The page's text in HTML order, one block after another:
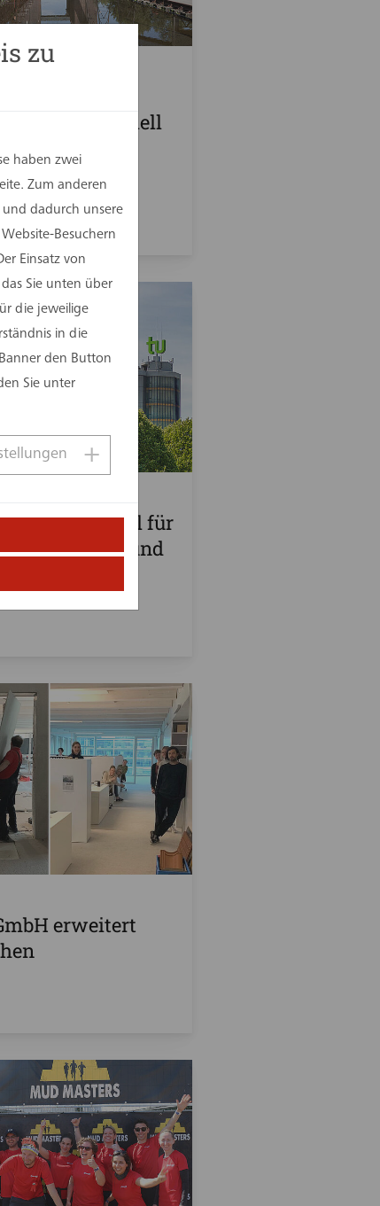
industriell
Gebäude
am Lehrstuhl für
und
erweitert
zu
haben zwei
Zum anderen
dadurch unsere
Besuchern
Einsatz von
Sie unten über
die jeweilige
in die
den Button
Sie unter